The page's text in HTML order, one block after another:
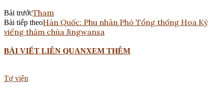
Bài trướcTham
Bài tiếp theoHàn Quốc: Phu nhân Phó Tổng thống Hoa Kỳ
viếng thăm chùa Jingwansa
BÀI VIẾT LIÊN QUANXEM THÊM
Tự viện